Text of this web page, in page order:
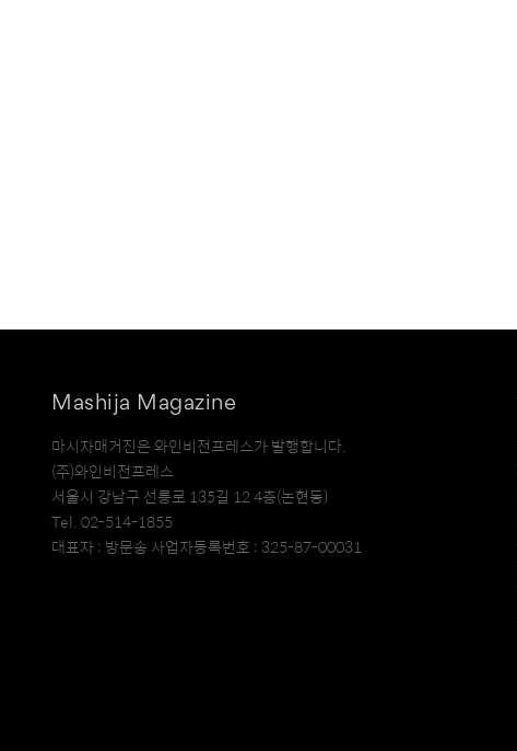
Mashija Magazine
마시자매거진은 와인비전프레스가 발행합니다.
(주)와인비전프레스
서울시 강남구 선릉로 135길 12 4층(논현동)
Tel. 02-514-1855
대표자 : 방문송 사업자등록번호 : 325-87-00031